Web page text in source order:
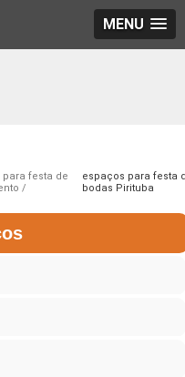
MENU
para festa de
espaços para festa
bodas Pirituba